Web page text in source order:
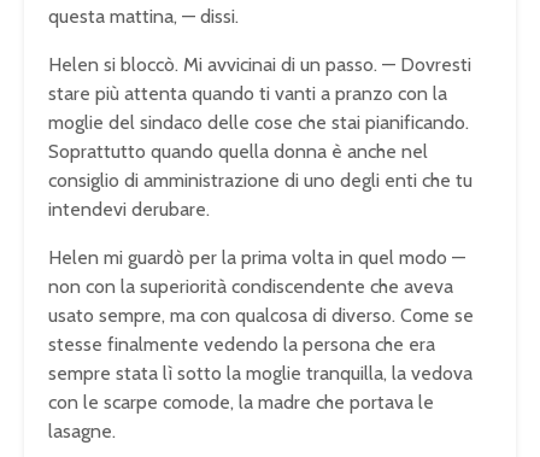
questa mattina, — dissi.
Helen si bloccò. Mi avvicinai di un passo. — Dovresti
stare più attenta quando ti vanti a pranzo con la
moglie del sindaco delle cose che stai pianificando.
Soprattutto quando quella donna è anche nel
consiglio di amministrazione di uno degli enti che tu
intendevi derubare.
Helen mi guardò per la prima volta in quel modo —
non con la superiorità condiscendente che aveva
usato sempre, ma con qualcosa di diverso. Come se
stesse finalmente vedendo la persona che era
sempre stata lì sotto la moglie tranquilla, la vedova
con le scarpe comode, la madre che portava le
lasagne.